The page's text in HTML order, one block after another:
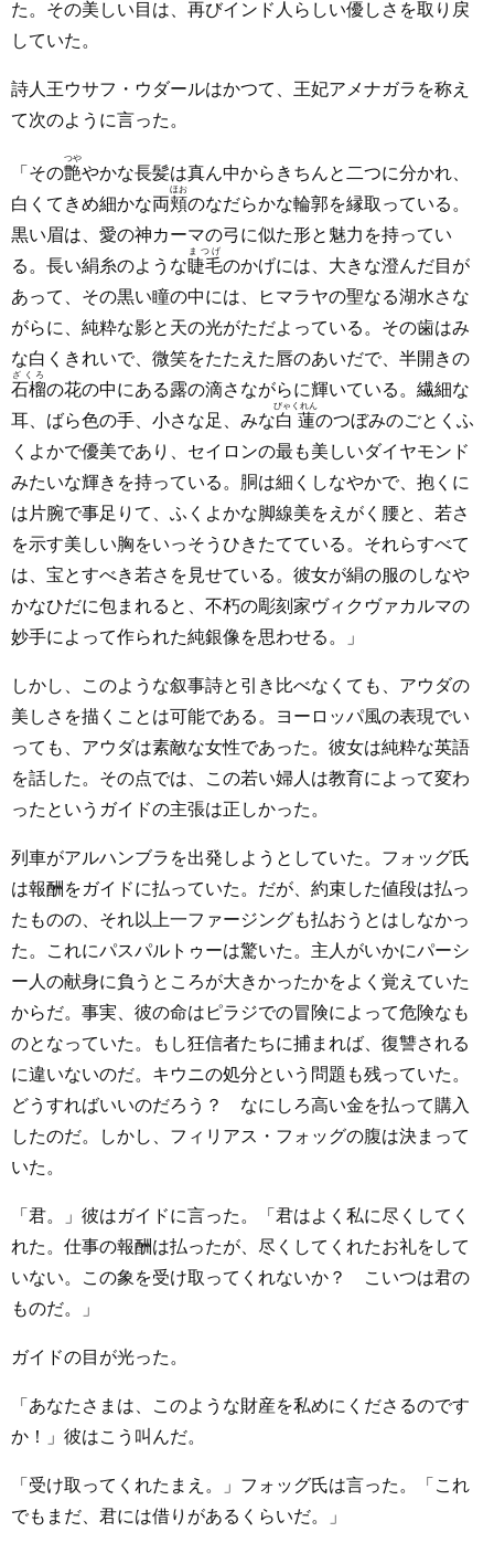
た。その美しい目は、再びインド人らしい優しさを取り戻
していた。
詩人王ウサフ・ウダールはかつて、王妃アメナガラを称え
て次のように言った。
「その艶
つや
やかな長髪は真ん中からきちんと二つに分かれ、
白くてきめ細かな両頬
ほお
のなだらかな輪郭を縁取っている。
黒い眉は、愛の神カーマの弓に似た形と魅力を持ってい
る。長い絹糸のような睫毛
まつげ
のかげには、大きな澄んだ目が
あって、その黒い瞳の中には、ヒマラヤの聖なる湖水さな
がらに、純粋な影と天の光がただよっている。その歯はみ
な白くきれいで、微笑をたたえた唇のあいだで、半開きの
石榴
ざくろ
の花の中にある露の滴さながらに輝いている。繊細な
耳、ばら色の手、小さな足、みな白蓮
びゃくれん
のつぼみのごとくふ
くよかで優美であり、セイロンの最も美しいダイヤモンド
みたいな輝きを持っている。胴は細くしなやかで、抱くに
は片腕で事足りて、ふくよかな脚線美をえがく腰と、若さ
を示す美しい胸をいっそうひきたてている。それらすべて
は、宝とすべき若さを見せている。彼女が絹の服のしなや
かなひだに包まれると、不朽の彫刻家ヴィクヴァカルマの
妙手によって作られた純銀像を思わせる。」
しかし、このような叙事詩と引き比べなくても、アウダの
美しさを描くことは可能である。ヨーロッパ風の表現でい
っても、アウダは素敵な女性であった。彼女は純粋な英語
を話した。その点では、この若い婦人は教育によって変わ
ったというガイドの主張は正しかった。
列車がアルハンブラを出発しようとしていた。フォッグ氏
は報酬をガイドに払っていた。だが、約束した値段は払っ
たものの、それ以上一ファージングも払おうとはしなかっ
た。これにパスパルトゥーは驚いた。主人がいかにパーシ
ー人の献身に負うところが大きかったかをよく覚えていた
からだ。事実、彼の命はピラジでの冒険によって危険なも
のとなっていた。もし狂信者たちに捕まれば、復讐される
に違いないのだ。キウニの処分という問題も残っていた。
どうすればいいのだろう？ なにしろ高い金を払って購入
したのだ。しかし、フィリアス・フォッグの腹は決まって
いた。
「君。」彼はガイドに言った。「君はよく私に尽くしてく
れた。仕事の報酬は払ったが、尽くしてくれたお礼をして
いない。この象を受け取ってくれないか？ こいつは君の
ものだ。」
ガイドの目が光った。
「あなたさまは、このような財産を私めにくださるのです
か！」彼はこう叫んだ。
「受け取ってくれたまえ。」フォッグ氏は言った。「これ
でもまだ、君には借りがあるくらいだ。」